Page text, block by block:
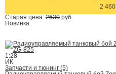
2
Старая цена: 2630 руб.
Новинка
1:28
ИК
Запчасти и тюнинг (5)